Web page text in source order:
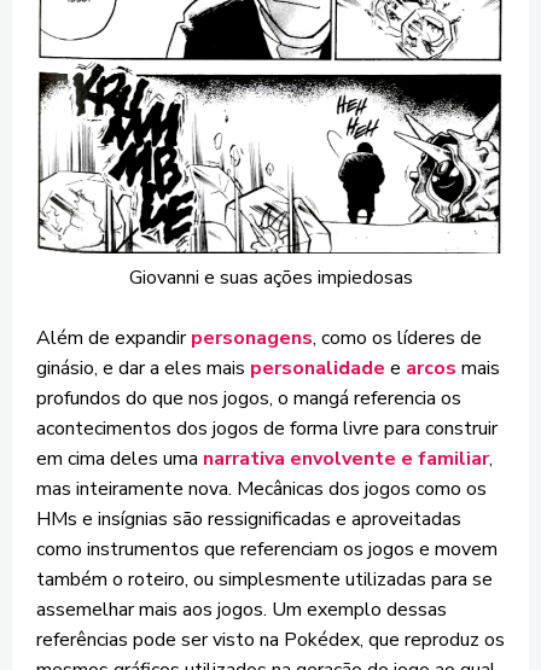
Giovanni e suas ações impiedosas
Além de expandirpersonagens, como os líderes de
ginásio, e dar a eles mais personalidade e arcos mais
profundos do que nos jogos, o mangá referencia os
acontecimentos dos jogos de forma livre para construir
em cima deles uma narrativa envolvente e familiar,
mas inteiramente nova. Mecânicas dos jogos como os
HMs e insígnias são ressignificadas e aproveitadas
como instrumentos que referenciam os jogos e movem
também o roteiro, ou simplesmente utilizadas para se
assemelhar mais aos jogos. Um exemplo dessas
referências pode ser visto na Pokédex, que reproduz os